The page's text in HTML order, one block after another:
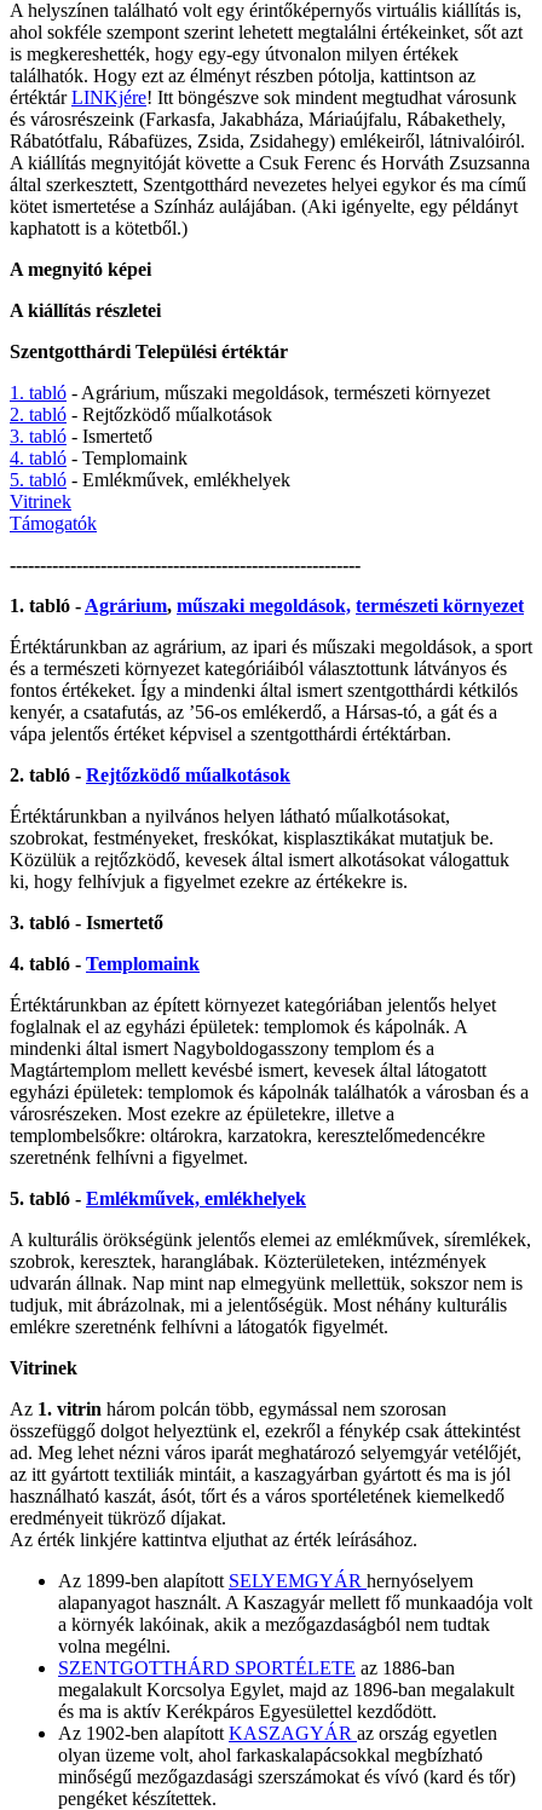
A helyszínen található volt egy érintőképernyős virtuális kiállítás is,
ahol sokféle szempont szerint lehetett megtalálni értékeinket, sőt azt
is megkereshették, hogy egy-egy útvonalon milyen értékek
találhatók. Hogy ezt az élményt részben pótolja, kattintson az
értéktárLINKjére! Itt böngészve sok mindent megtudhat városunk
és városrészeink (Farkasfa, Jakabháza, Máriaújfalu, Rábakethely,
Rábatótfalu, Rábafüzes, Zsida, Zsidahegy) emlékeiről, látnivalóiról.
A kiállítás megnyitóját követte a Csuk Ferenc és Horváth Zsuzsanna
által szerkesztett, Szentgotthárd nevezetes helyei egykor és ma című
kötet ismertetése a Színház aulájában. (Aki igényelte, egy példányt
kaphatott is a kötetből.)
A megnyitó képei
A kiállítás részletei
Szentgotthárdi Települési értéktár
1. tabló - Agrárium, műszaki megoldások, természeti környezet
2. tabló - Rejtőzködő műalkotások
3. tabló - Ismertető
4. tabló - Templomaink
5. tabló - Emlékművek, emlékhelyek
Vitrinek
Támogatók
----------------------------------------------------------
1. tabló - Agrárium, műszaki megoldások, természeti környezet
Értéktárunkban az agrárium, az ipari és műszaki megoldások, a sport
és a természeti környezet kategóriáiból választottunk látványos és
fontos értékeket. Így a mindenki által ismert szentgotthárdi kétkilós
kenyér, a csatafutás, az ’56-os emlékerdő, a Hársas-tó, a gát és a
vápa jelentős értéket képvisel a szentgotthárdi értéktárban.
2. tabló - Rejtőzködő műalkotások
Értéktárunkban a nyilvános helyen látható műalkotásokat,
szobrokat, festményeket, freskókat, kisplasztikákat mutatjuk be.
Közülük a rejtőzködő, kevesek által ismert alkotásokat válogattuk
ki, hogy felhívjuk a figyelmet ezekre az értékekre is.
3. tabló - Ismertető
4. tabló - Templomaink
Értéktárunkban az épített környezet kategóriában jelentős helyet
foglalnak el az egyházi épületek: templomok és kápolnák. A
mindenki által ismert Nagyboldogasszony templom és a
Magtártemplom mellett kevésbé ismert, kevesek által látogatott
egyházi épületek: templomok és kápolnák találhatók a városban és a
városrészeken. Most ezekre az épületekre, illetve a
templombelsőkre: oltárokra, karzatokra, keresztelőmedencékre
szeretnénk felhívni a figyelmet.
5. tabló - Emlékművek, emlékhelyek
A kulturális örökségünk jelentős elemei az emlékművek, síremlékek,
szobrok, keresztek, haranglábak. Közterületeken, intézmények
udvarán állnak. Nap mint nap elmegyünk mellettük, sokszor nem is
tudjuk, mit ábrázolnak, mi a jelentőségük. Most néhány kulturális
emlékre szeretnénk felhívni a látogatók figyelmét.
Vitrinek
Az 1. vitrin három polcán több, egymással nem szorosan
összefüggő dolgot helyeztünk el, ezekről a fénykép csak áttekintést
ad. Meg lehet nézni város iparát meghatározó selyemgyár vetélőjét,
az itt gyártott textiliák mintáit, a kaszagyárban gyártott és ma is jól
használható kaszát, ásót, tőrt és a város sportéletének kiemelkedő
eredményeit tükröző díjakat.
Az érték linkjére kattintva eljuthat az érték leírásához.
Az 1899-ben alapított SELYEMGYÁR hernyóselyem
alapanyagot használt. A Kaszagyár mellett fő munkaadója volt
a környék lakóinak, akik a mezőgazdaságból nem tudtak
volna megélni.
SZENTGOTTHÁRD SPORTÉLETE az 1886-ban
megalakult Korcsolya Egylet, majd az 1896-ban megalakult
és ma is aktív Kerékpáros Egyesülettel kezdődött.
Az 1902-ben alapított KASZAGYÁR az ország egyetlen
olyan üzeme volt, ahol farkaskalapácsokkal megbízható
minőségű mezőgazdasági szerszámokat és vívó (kard és tőr)
pengéket készítettek.